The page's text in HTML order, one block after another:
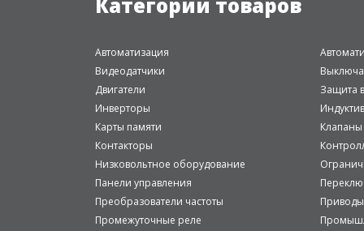
Автоматизация
Видеодатчики
Двигатели
Защита
Инверторы
Карты памяти
Клапаны
Контакторы
Низковольтное оборудование
Панели управления
Преобразователи частоты
Приводы
Промежуточные реле